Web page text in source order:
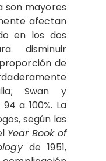
son mayores
afectan
en los dos
disminuir
de
Swan y
a 100%. La
según las
Year Book of
de 1951,